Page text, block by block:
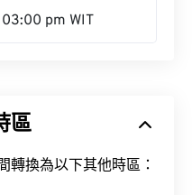
03:00 pm WIT
區
轉換為以下其他時區：